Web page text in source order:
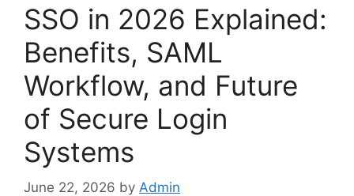
SSO in 2026 Explained:
Benefits, SAML
Workflow, and Future
of Secure Login
Systems
June 22, 2026 by Admin